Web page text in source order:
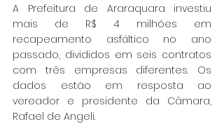
A Prefeitura de Araraquara investiu
mais de R$ 4 milhões em
recapeamento asfáltico no ano
passado, divididos em seis contratos
com três empresas diferentes. Os
dados estão em resposta ao
vereador e presidente da Câmara,
Rafael de Angeli.